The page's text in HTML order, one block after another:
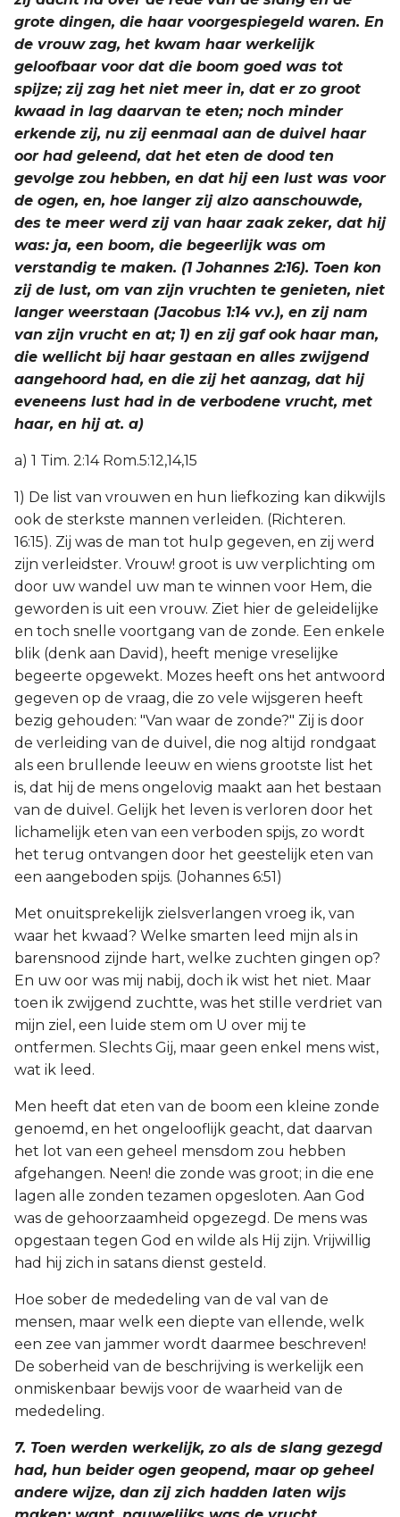
grote dingen, die haar voorgespiegeld waren. En
de vrouw zag, het kwam haar werkelijk
geloofbaar voor dat die boom goed was tot
spijze; zij zag het niet meer in, dat er zo groot
kwaad in lag daarvan te eten; noch minder
erkende zij, nu zij eenmaal aan de duivel haar
oor had geleend, dat het eten de dood ten
gevolge zou hebben, en dat hij een lust was voor
de ogen, en, hoe langer zij alzo aanschouwde,
des te meer werd zij van haar zaak zeker, dat hij
was: ja, een boom, die begeerlijk was om
verstandig te maken. (1 Johannes 2:16). Toen kon
zij de lust, om van zijn vruchten te genieten, niet
langer weerstaan (Jacobus 1:14 vv.), en zij nam
van zijn vrucht en at; 1) en zij gaf ook haar man,
die wellicht bij haar gestaan en alles zwijgend
aangehoord had, en die zij het aanzag, dat hij
eveneens lust had in de verbodene vrucht, met
haar, en hij at. a)
a) 1 Tim. 2:14 Rom.5:12,14,15
1) De list van vrouwen en hun liefkozing kan dikwijls
ook de sterkste mannen verleiden. (Richteren.
16:15). Zij was de man tot hulp gegeven, en zij werd
zijn verleidster. Vrouw! groot is uw verplichting om
door uw wandel uw man te winnen voor Hem, die
geworden is uit een vrouw. Ziet hier de geleidelijke
en toch snelle voortgang van de zonde. Een enkele
blik (denk aan David), heeft menige vreselijke
begeerte opgewekt. Mozes heeft ons het antwoord
gegeven op de vraag, die zo vele wijsgeren heeft
bezig gehouden: "Van waar de zonde?" Zij is door
de verleiding van de duivel, die nog altijd rondgaat
als een brullende leeuw en wiens grootste list het
is, dat hij de mens ongelovig maakt aan het bestaan
van de duivel. Gelijk het leven is verloren door het
lichamelijk eten van een verboden spijs, zo wordt
het terug ontvangen door het geestelijk eten van
een aangeboden spijs. (Johannes 6:51)
Met onuitsprekelijk zielsverlangen vroeg ik, van
waar het kwaad? Welke smarten leed mijn als in
barensnood zijnde hart, welke zuchten gingen op?
En uw oor was mij nabij, doch ik wist het niet. Maar
toen ik zwijgend zuchtte, was het stille verdriet van
mijn ziel, een luide stem om U over mij te
ontfermen. Slechts Gij, maar geen enkel mens wist,
wat ik leed.
Men heeft dat eten van de boom een kleine zonde
genoemd, en het ongelooflijk geacht, dat daarvan
het lot van een geheel mensdom zou hebben
afgehangen. Neen! die zonde was groot; in die ene
lagen alle zonden tezamen opgesloten. Aan God
was de gehoorzaamheid opgezegd. De mens was
opgestaan tegen God en wilde als Hij zijn. Vrijwillig
had hij zich in satans dienst gesteld.
Hoe sober de mededeling van de val van de
mensen, maar welk een diepte van ellende, welk
een zee van jammer wordt daarmee beschreven!
De soberheid van de beschrijving is werkelijk een
onmiskenbaar bewijs voor de waarheid van de
mededeling.
7. Toen werden werkelijk, zo als de slang gezegd
had, hun beider ogen geopend, maar op geheel
andere wijze, dan zij zich hadden laten wijs